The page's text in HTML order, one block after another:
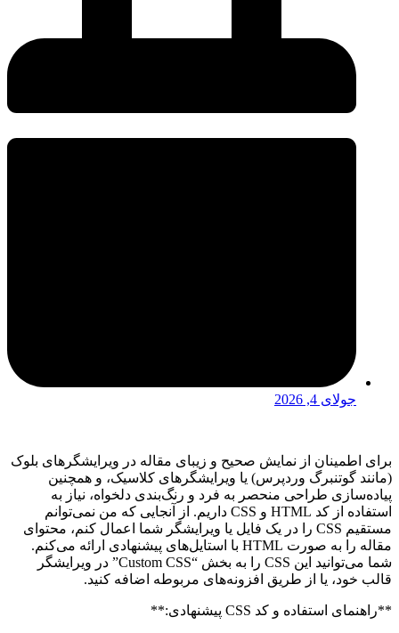
جولای 4, 2026
برای اطمینان از نمایش صحیح و زیبای مقاله در ویرایشگرهای بلوک
(مانند گوتنبرگ وردپرس) یا ویرایشگرهای کلاسیک، و همچنین
پیاده‌سازی طراحی منحصر به فرد و رنگ‌بندی دلخواه، نیاز به
استفاده از کد HTML و CSS داریم. از آنجایی که من نمی‌توانم
مستقیم CSS را در یک فایل یا ویرایشگر شما اعمال کنم، محتوای
مقاله را به صورت HTML با استایل‌های پیشنهادی ارائه می‌کنم.
شما می‌توانید این CSS را به بخش “Custom CSS” در ویرایشگر
قالب خود، یا از طریق افزونه‌های مربوطه اضافه کنید.
**راهنمای استفاده و کد CSS پیشنهادی:**